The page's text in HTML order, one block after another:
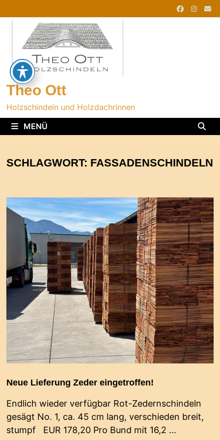
zum
Theo Ott
Holzschindeln und Holzdachrinnen
MENÜ
SCHLAGWORT: FASSADENSCHINDELN
Neue Lieferung Zeder eingetroffen!
Endlich wieder verfügbar Rot-Zedernschindeln
gesägt No. 1, ca. 45 cm lang, verschieden breit,
stumpf EUR 178,20 Pro Bund mit 16,2 …